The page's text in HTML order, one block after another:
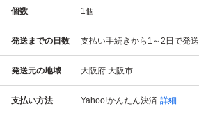
個数 1個
発送までの日数 支払い手続きから1～2日で発送
発送元の地域 大阪府 大阪市
支払い方法 Yahoo!かんたん決済 詳細